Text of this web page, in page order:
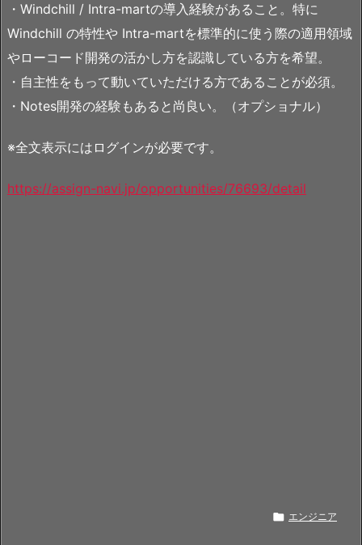
・Windchill / Intra-martの導入経験があること。特に
Windchill の特性や Intra-martを標準的に使う際の適用領域
やローコード開発の活かし方を認識している方を希望。
・自主性をもって動いていただける方であることが必須。
・Notes開発の経験もあると尚良い。（オプショナル）
※全文表示にはログインが必要です。
https://assign-navi.jp/opportunities/76693/detail
 エンジニア